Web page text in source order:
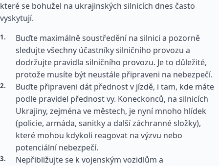
které se bohužel na ukrajinských silnicích dnes často
vyskytují.
Buďte maximálně soustředění na silnici a pozorně
sledujte všechny účastníky silničního provozu a
dodržujte pravidla silničního provozu. Je to důležité,
protože musíte být neustále připraveni na nebezpečí.
Buďte připraveni dát přednost v jízdě, i tam, kde máte
podle pravidel přednost vy. Koneckonců, na silnicích
Ukrajiny, zejména ve městech, je nyní mnoho hlídek
(policie, armáda, sanitky a další záchranné složky),
které mohou kdykoli reagovat na výzvu nebo
potenciální nebezpečí.
Nepřibližujte se k vojenským vozidlům a